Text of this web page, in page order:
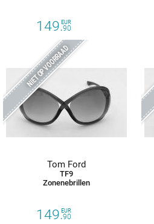
149.90
EUR
NIET OP VOORRAAD
Tom Ford
TF9
Zonenebrillen
149.90
EUR